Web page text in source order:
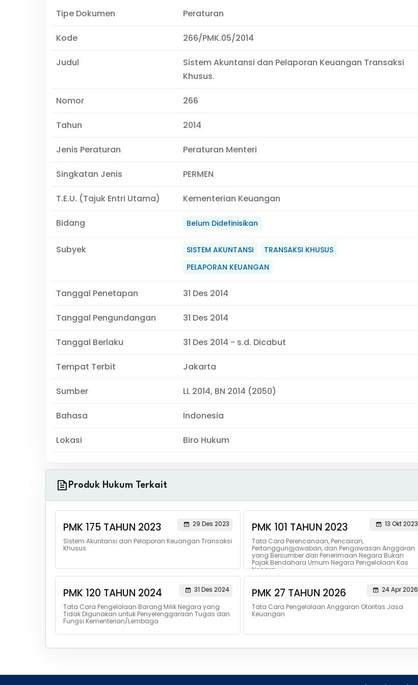
Tipe Dokumen Peraturan
Kode 266/PMK.05/2014
Judul
Sistem Akuntansi dan Pelaporan Keuangan Transaksi
Khusus.
Nomor 266
Tahun 2014
Jenis Peraturan Peraturan Menteri
Singkatan Jenis PERMEN
T.E.U. (Tajuk Entri Utama) Kementerian Keuangan
Bidang Belum Didefinisikan
Subyek SISTEM AKUNTANSI
TRANSAKSI KHUSUS
PELAPORAN KEUANGAN
Tanggal Penetapan 31 Des 2014
Tanggal Pengundangan 31 Des 2014
Tanggal Berlaku 31 Des 2014 - s.d. Dicabut
Tempat Terbit Jakarta
Sumber LL 2014, BN 2014 (2050)
Bahasa Indonesia
Lokasi Biro Hukum
Produk Hukum Terkait
PMK 175 TAHUN 2023
29 Des 2023
Sistem Akuntansi dan Pelaporan Keuangan Transaksi
Khusus
PMK 101 TAHUN 2023
13 Okt 2023
Tata Cara Perencanaan, Pencairan,
Pertanggungjawaban, dan Pengawasan Anggaran
yang Bersumber dari Penerimaan Negara Bukan
Pajak Bendahara Umum Negara Pengelolaan Kas
Negara
PMK 120 TAHUN 2024
31 Des 2024
Tata Cara Pengelolaan Barang Milik Negara yang
Tidak Digunakan untuk Penyelenggaraan Tugas dan
Fungsi Kementerian/Lembaga
PMK 27 TAHUN 2026
24 Apr 2026
Tata Cara Pengelolaan Anggaran Otoritas Jasa
Keuangan